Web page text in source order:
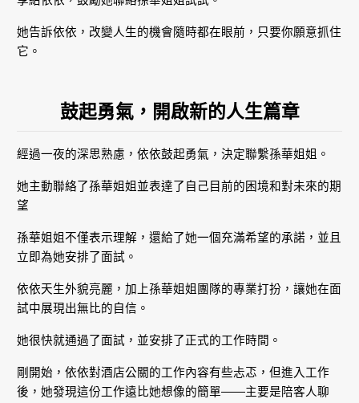
她告訴依依，改變人生的機會隨時都在眼前，只要你願意抓住
它。
鼓起勇氣，開啟新的人生篇章
經過一夜的深思熟慮，依依鼓起勇氣，決定聯繫孫華姐姐。
她主動聯絡了孫華姐姐並表達了自己目前的困境和對未來的期
望
孫華姐姐不僅表示理解，還給了她一個充滿希望的承諾，並且
立即為她安排了面試。
依依天生外貌亮麗，加上孫華姐姐團隊的專業打扮，讓她在面
試中展現出無比的自信。
她很快就通過了面試，並安排了正式的工作時間。
剛開始，依依對酒店公關的工作內容有些忐忑，但進入工作
後，她發現這份工作遠比她想像的簡單——主要是陪客人聊